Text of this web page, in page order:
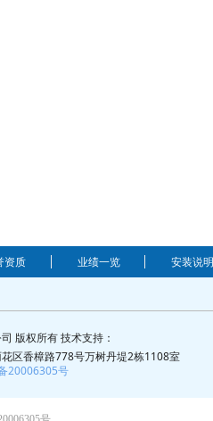
资质 业绩一览 安装说明
版权所有 技术支持：
区香樟路778号万树丹堤2栋1108室
20006305号